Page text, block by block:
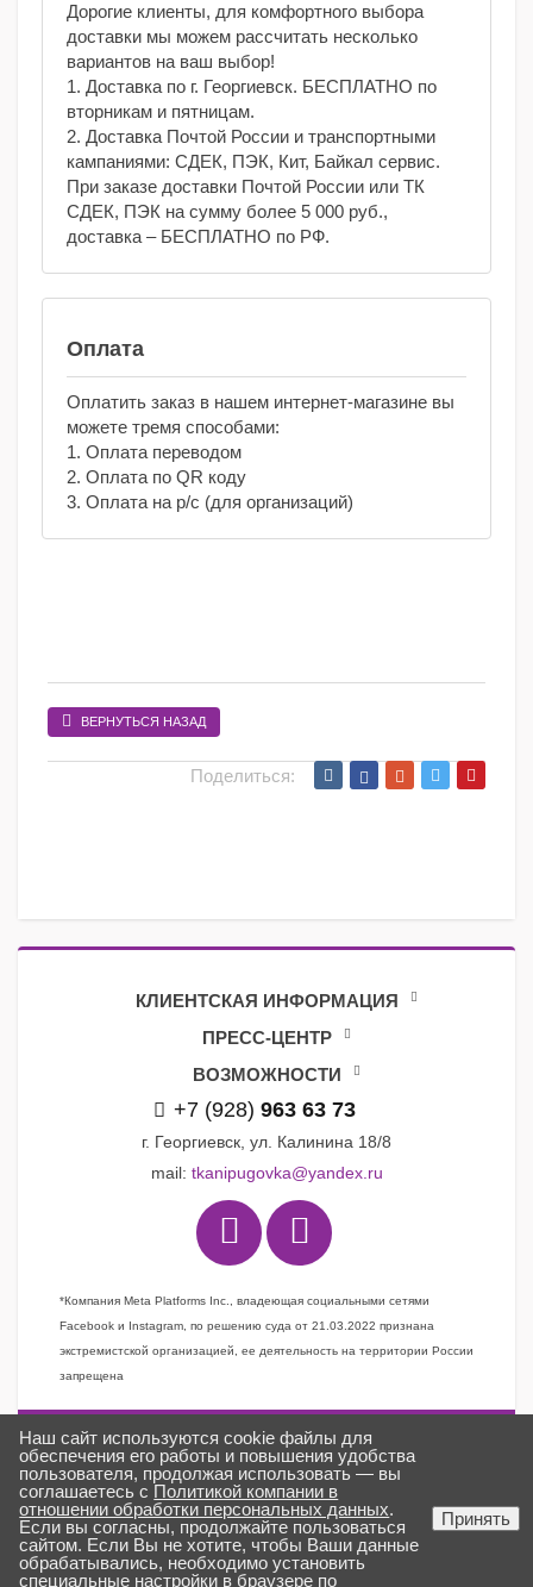
Дорогие клиенты, для комфортного выбора
доставки мы можем рассчитать несколько
вариантов на ваш выбор!
1. Доставка по г. Георгиевск. БЕСПЛАТНО по
вторникам и пятницам.
2. Доставка Почтой России и транспортными
кампаниями: СДЕК, ПЭК, Кит, Байкал сервис.
При заказе доставки Почтой России или ТК
СДЕК, ПЭК на сумму более 5 000 руб.,
доставка – БЕСПЛАТНО по РФ.
Оплата
Оплатить заказ в нашем интернет-магазине вы
можете тремя способами:
1. Оплата переводом
2. Оплата по QR коду
3. Оплата на р/с (для организаций)
ВЕРНУТЬСЯ НАЗАД
Поделиться:
КЛИЕНТСКАЯ ИНФОРМАЦИЯ
ПРЕСС-ЦЕНТР
ВОЗМОЖНОСТИ
+7 (928) 963 63 73
г. Георгиевск, ул. Калинина 18/8
mail: tkanipugovka@yandex.ru
*Компания Meta Platforms Inc., владеющая социальными сетями
Facebook и Instagram, по решению суда от 21.03.2022 признана
экстремистской организацией, ее деятельность на территории России
запрещена
Задать вопрос
Заказать звонок
Создано вГИПЕРКУБ®
ткани «Пуговка» © 2025
Наш сайт используются cookie файлы для
обеспечения его работы и повышения удобства
пользователя, продолжая использовать — вы
соглашаетесь с Политикой компании в
отношении обработки персональных данных.
Если вы согласны, продолжайте пользоваться
сайтом. Если Вы не хотите, чтобы Ваши данные
обрабатывались, необходимо установить
специальные настройки в браузере по
Принять